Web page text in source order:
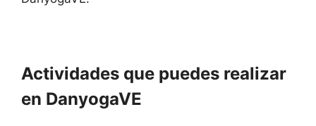
Actividades que puedes realizar
en DanyogaVE